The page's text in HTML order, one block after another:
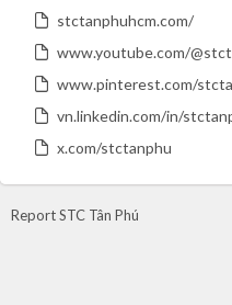
stctanphuhcm.com/
www.youtube.com/
www.pinterest.com/
vn.linkedin.com/in/
x.com/stctanphu
Report STC Tân Phú